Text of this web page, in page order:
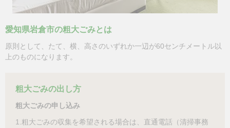
愛知県岩倉市の粗大ごみとは
原則として、たて、横、高さのいずれか一辺が60センチメートル以
上のものになります。
粗大ごみの出し方
粗大ごみの申し込み
1.粗大ごみの収集を希望される場合は、直通電話（清掃事務